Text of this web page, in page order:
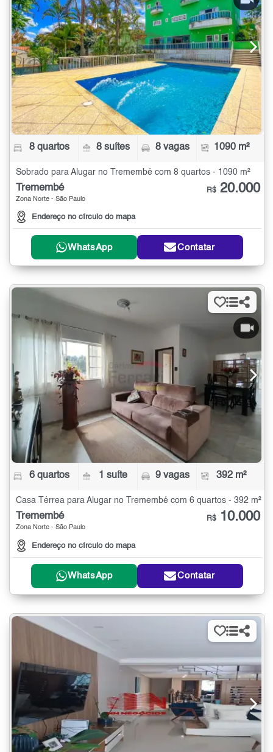
8 quartos 8 suítes 8 vagas 1090 m²
Sobrado para Alugar no Tremembé com 8 quartos - 1090 m²
Tremembé
Zona Norte - São Paulo
Endereço no círculo do mapa
R$ 20.000
WhatsApp Contatar
6 quartos 1 suíte 9 vagas 392 m²
Casa Térrea para Alugar no Tremembé com 6 quartos - 392 m²
Tremembé
Zona Norte - São Paulo
Endereço no círculo do mapa
R$ 10.000
WhatsApp Contatar